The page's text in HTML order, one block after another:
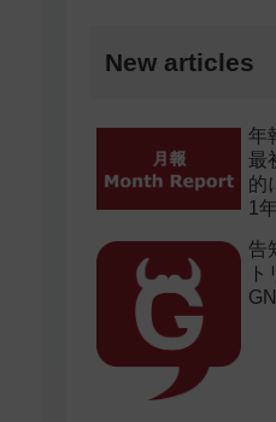
New articles
年
最
的
1年
告